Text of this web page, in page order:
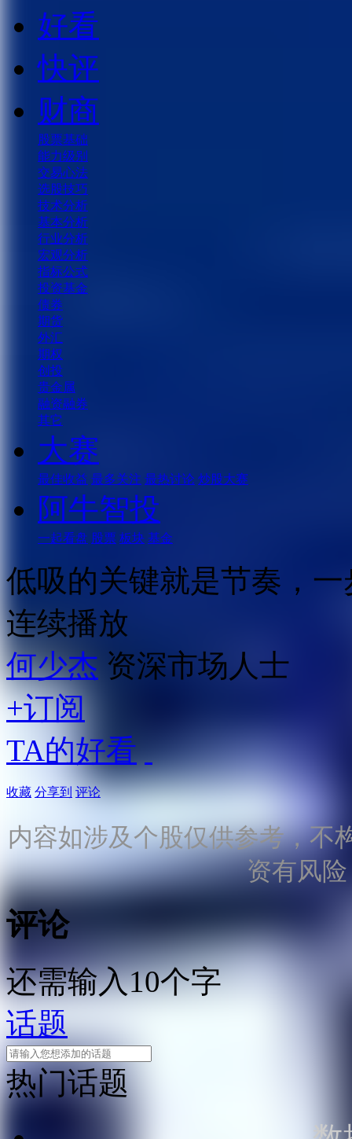
好看
快评
财商
股票基础
能力级别
交易心法
选股技巧
技术分析
基本分析
行业分析
宏观分析
指标公式
投资基金
债券
期货
外汇
期权
创投
贵金属
融资融券
其它
大赛
最佳收益 最多关注 最热讨论 炒股大赛
阿牛智投
一起看盘 股票 板块 基金
低吸的关键就是节奏，
连续播放
何少杰 资深市场人士
+订阅
TA的好看
收藏 分享到 评论
内容如涉及个股仅供参考，不
资有风
评论
还需输入10个字
话题
热门话题